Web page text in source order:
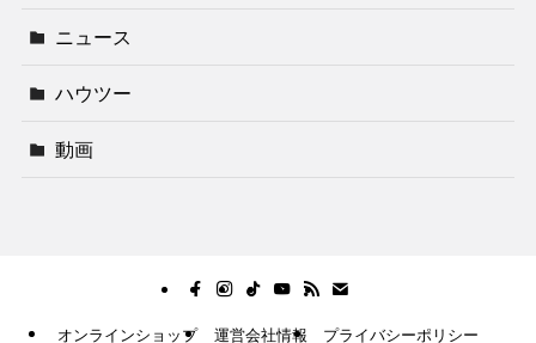
ニュース
ハウツー
動画
オンラインショップ 運営会社情報 プライバシーポリシー